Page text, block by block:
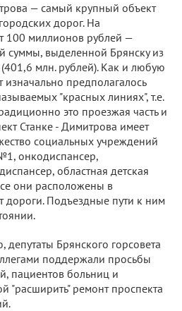
— самый крупный объект
дорог. На
100 миллионов рублей —
суммы, выделенной Брянску из
млн. рублей). Как и любую
изначально предполагалось
"красных линиях", т.е.
это проезжая часть и
Станке - Димитрова имеет
социальных учреждений
онкодиспансер,
областная детская
они расположены в
дороги. Подъездные пути к ним
Брянского горсовета
поддержали просьбы
пациентов больниц и
"расширить" ремонт проспекта